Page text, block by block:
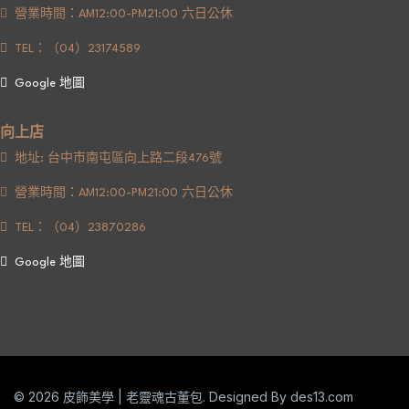
營業時間：AM12:00-PM21:00 六日公休
TEL：（04）23174589
Google 地圖
向上店
地址: 台中市南屯區向上路二段476號
營業時間：AM12:00-PM21:00 六日公休
TEL：（04）23870286
Google 地圖
© 2026 皮飾美學 | 老靈魂古董包. Designed By des13.com